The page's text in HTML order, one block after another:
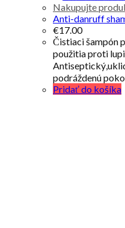
Nakupujte
Anti-danruff
€17.00
Čistiaci šampón
použitia proti
podráždenú
Pridať do košíka